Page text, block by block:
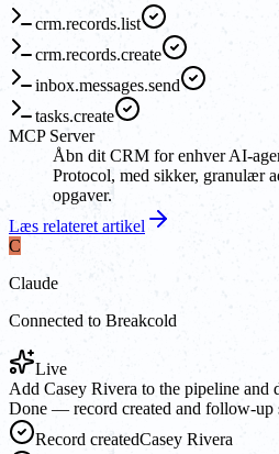
crm.records.list
crm.records.create
inbox.messages.send
tasks.create
MCP Server
Åbn dit CRM for enhver AI-
Protocol, med sikker, granulær
opgaver.
Læs relateret artikel
C
Claude
Connected to Breakcold
Live
Add Casey Rivera to the pipeline and
Done — record created and follow-up
Record createdCasey Rivera